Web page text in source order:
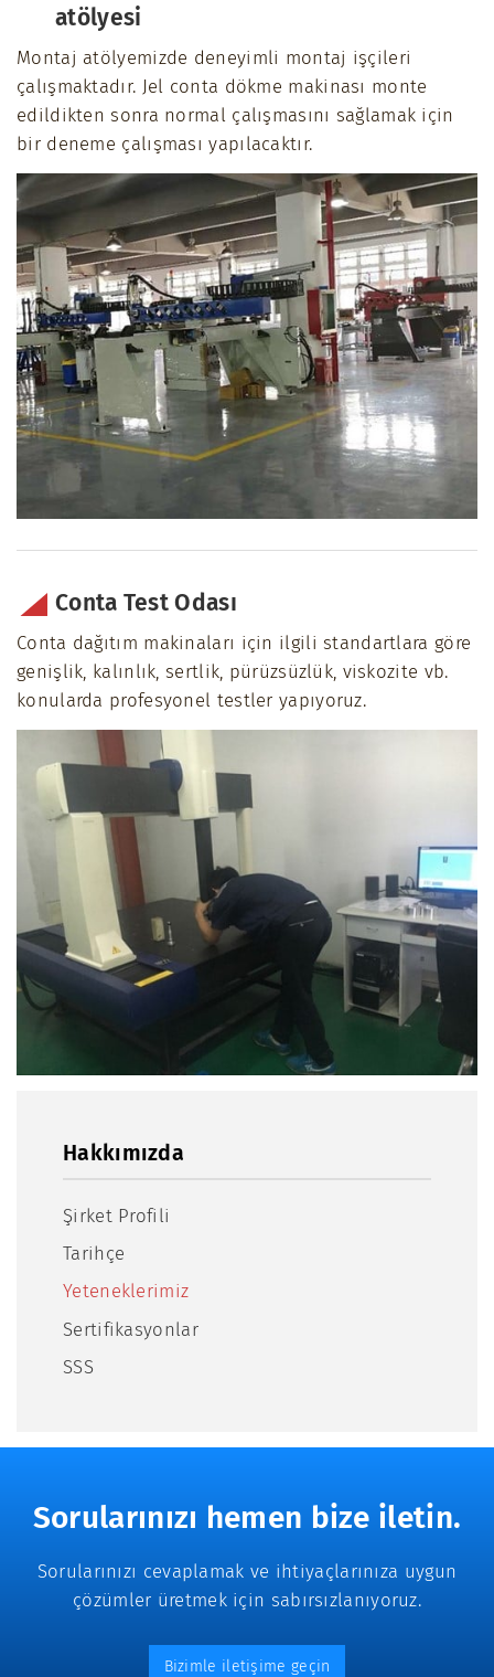
atölyesi
Montaj atölyemizde deneyimli montaj işçileri
çalışmaktadır. Jel conta dökme makinası monte
edildikten sonra normal çalışmasını sağlamak için
bir deneme çalışması yapılacaktır.
Conta Test Odası
Conta dağıtım makinaları için ilgili standartlara göre
genişlik, kalınlık, sertlik, pürüzsüzlük, viskozite vb.
konularda profesyonel testler yapıyoruz.
Hakkımızda
Şirket Profili
Tarihçe
Yeteneklerimiz
Sertifikasyonlar
SSS
Sorularınızı hemen bize iletin.
Sorularınızı cevaplamak ve ihtiyaçlarınıza uygun
çözümler üretmek için sabırsızlanıyoruz.
Bizimle iletişime geçin